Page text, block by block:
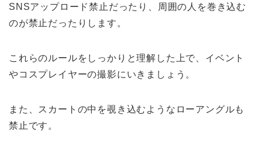
SNSアップロード禁止だったり、周囲の人を巻き込む
のが禁止だったりします。
これらのルールをしっかりと理解した上で、イベント
やコスプレイヤーの撮影にいきましょう。
また、スカートの中を覗き込むようなローアングルも
禁止です。